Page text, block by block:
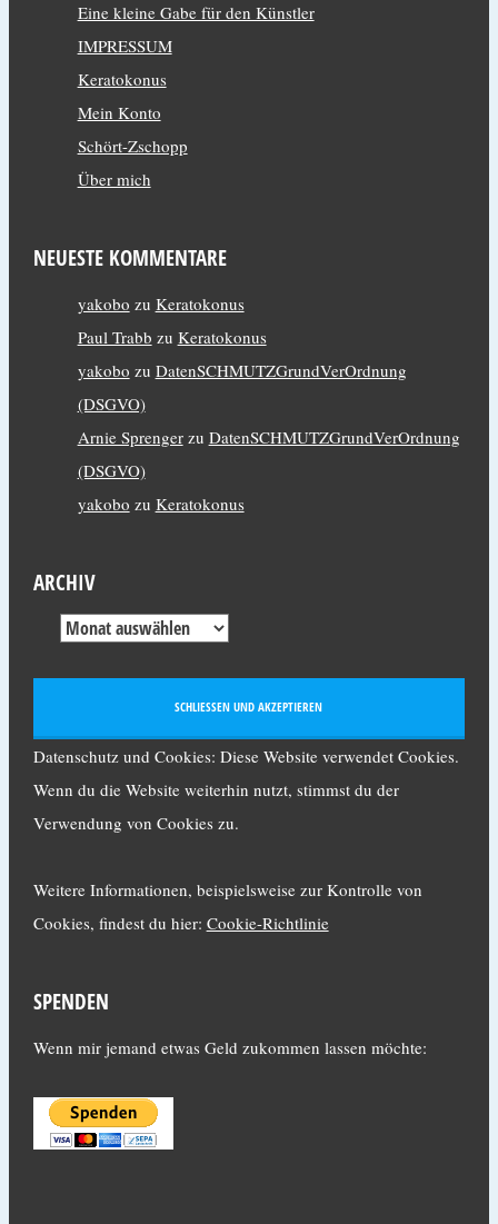
Eine kleine Gabe für den Künstler
IMPRESSUM
Keratokonus
Mein Konto
Schört-Zschopp
Über mich
NEUESTE KOMMENTARE
yakobo zu Keratokonus
Paul Trabb zu Keratokonus
yakobo zu DatenSCHMUTZGrundVerOrdnung
(DSGVO)
Arnie Sprengerzu DatenSCHMUTZGrundVerOrdnung
(DSGVO)
yakobo zu Keratokonus
ARCHIV
Datenschutz und Cookies: Diese Website verwendet Cookies.
Wenn du die Website weiterhin nutzt, stimmst du der
Verwendung von Cookies zu.
Weitere Informationen, beispielsweise zur Kontrolle von
Cookies, findest du hier: Cookie-Richtlinie
SPENDEN
Wenn mir jemand etwas Geld zukommen lassen möchte: